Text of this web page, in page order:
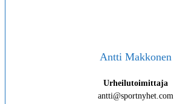
Antti Makkonen
Urheilutoimittaja
antti@sportnyhet.com